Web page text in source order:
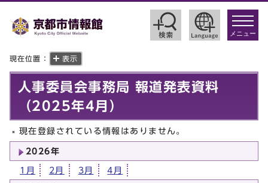
toggle
メニュー
現在位置： 表示
人事委員会事務局 報道発表資料
（2025年4月）
現在登録されている情報はありません。
2026年
1月 2月 3月 4月